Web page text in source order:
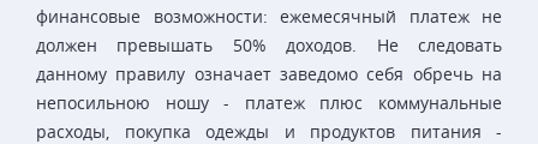
финансовые возможности: ежемесячный платеж не
должен превышать 50% доходов. Не следовать
данному правилу означает заведомо себя обречь на
непосильною ношу - платеж плюс коммунальные
расходы, покупка одежды и продуктов питания -